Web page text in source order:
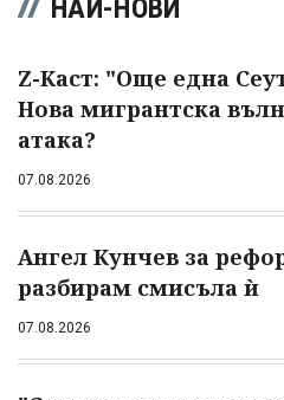
НАЙ-НОВИ
Z-Каст: "Още една
Нова мигрантска
атака?
07.08.2026
Ангел Кунчев за
разбирам смисъла ѝ
07.08.2026